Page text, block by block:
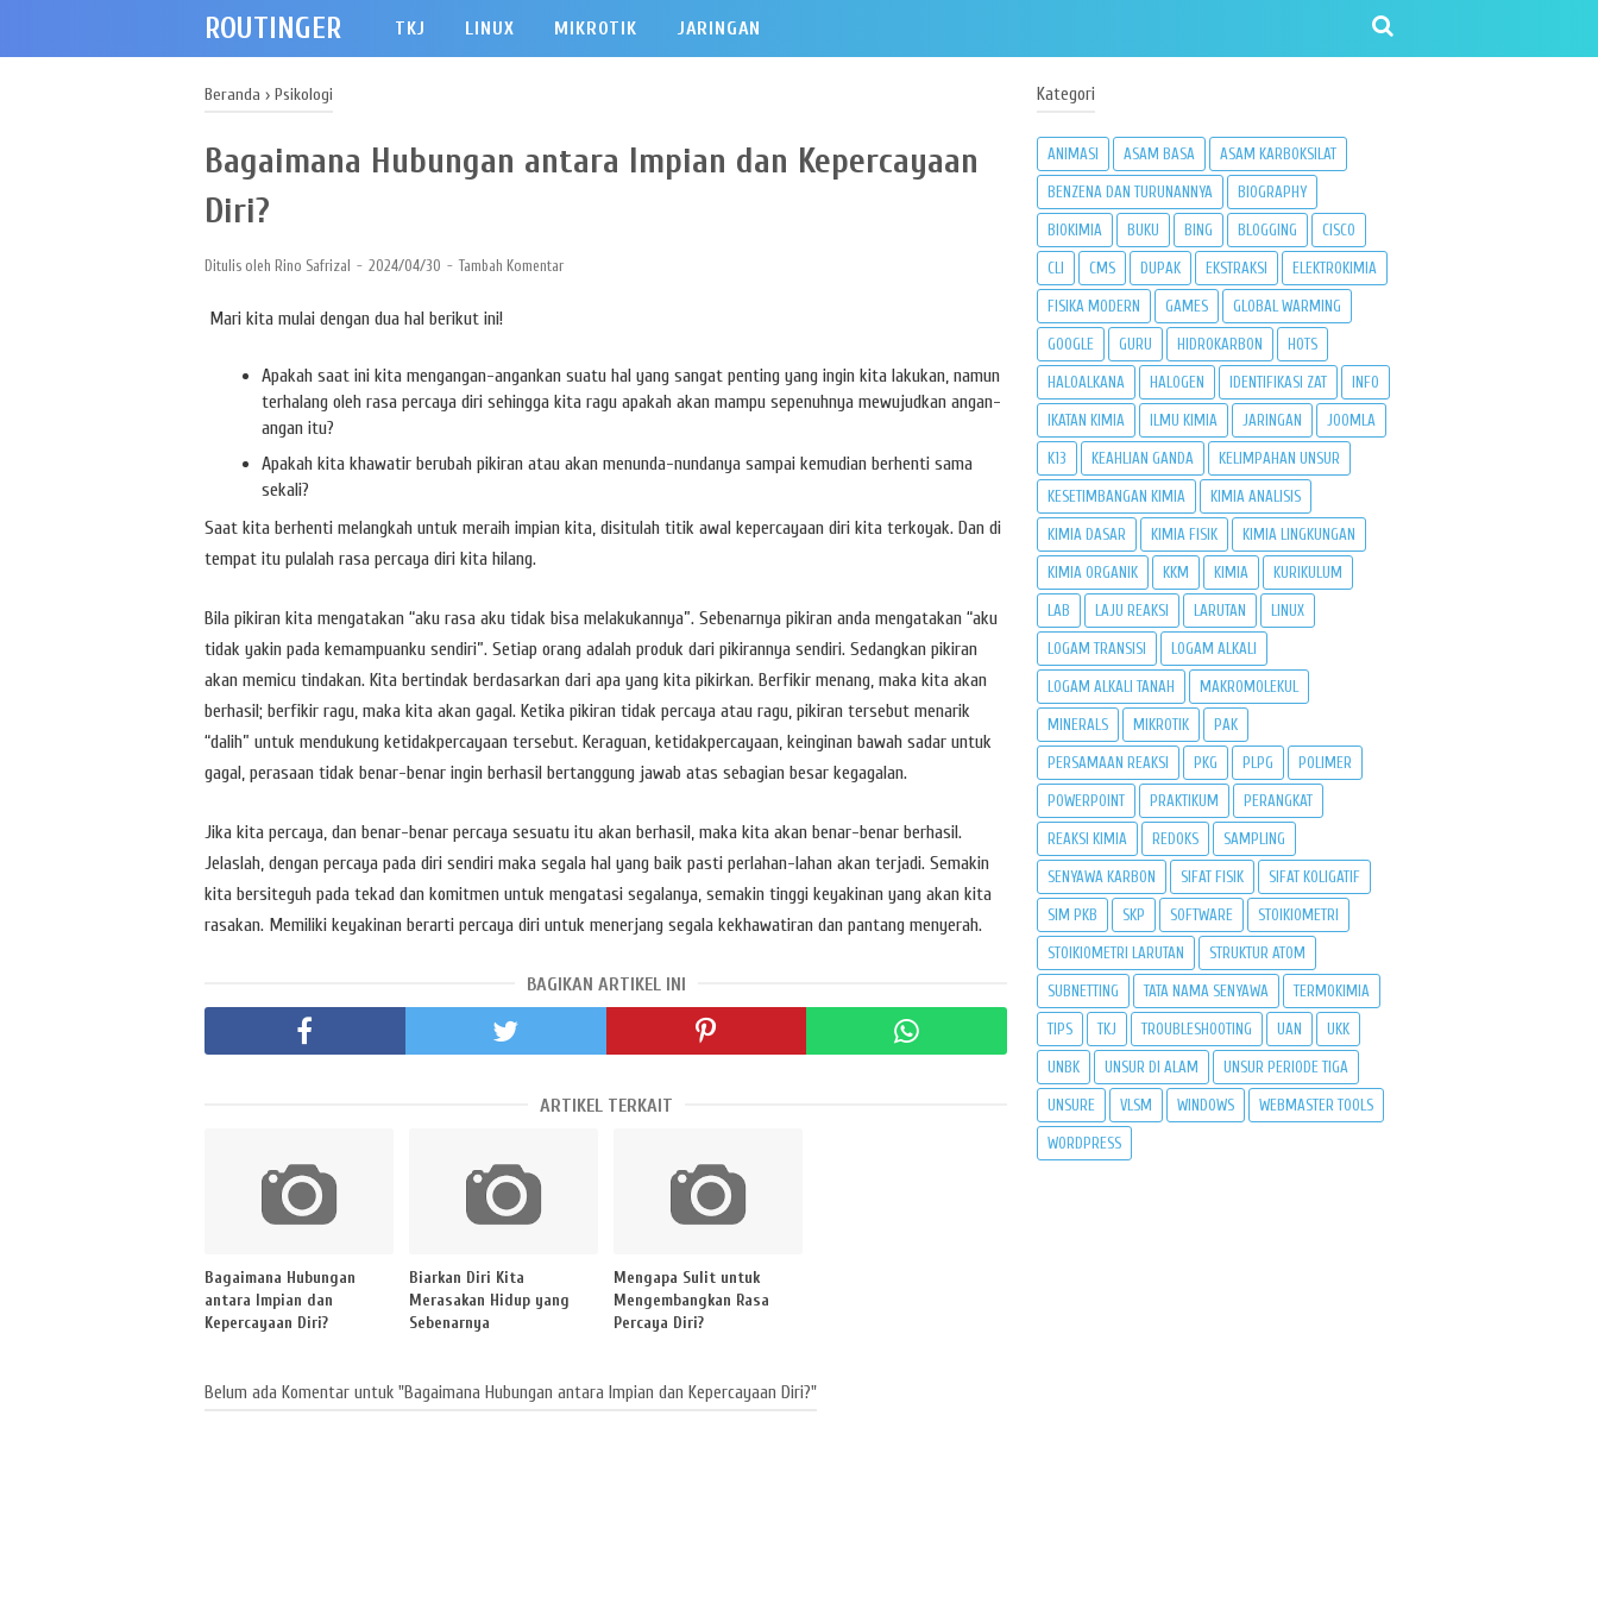
ROUTINGER TKJ LINUX MIKROTIK JARINGAN
Beranda › Psikologi
Bagaimana Hubungan antara Impian dan Kepercayaan
Diri?
Ditulis oleh Rino Safrizal 2024/04/30 Tambah Komentar
Mari kita mulai dengan dua hal berikut ini!
Apakah saat ini kita mengangan-angankan suatu hal yang sangat penting yang ingin kita lakukan, namun
terhalang oleh rasa percaya diri sehingga kita ragu apakah akan mampu sepenuhnya mewujudkan angan-
angan itu?
Apakah kita khawatir berubah pikiran atau akan menunda-nundanya sampai kemudian berhenti sama
sekali?
Saat kita berhenti melangkah untuk meraih impian kita, disitulah titik awal kepercayaan diri kita terkoyak. Dan di
tempat itu pulalah rasa percaya diri kita hilang.
Bila pikiran kita mengatakan “aku rasa aku tidak bisa melakukannya”. Sebenarnya pikiran anda mengatakan “aku
tidak yakin pada kemampuanku sendiri”. Setiap orang adalah produk dari pikirannya sendiri. Sedangkan pikiran
akan memicu tindakan. Kita bertindak berdasarkan dari apa yang kita pikirkan. Berfikir menang, maka kita akan
berhasil; berfikir ragu, maka kita akan gagal. Ketika pikiran tidak percaya atau ragu, pikiran tersebut menarik
“dalih” untuk mendukung ketidakpercayaan tersebut. Keraguan, ketidakpercayaan, keinginan bawah sadar untuk
gagal, perasaan tidak benar-benar ingin berhasil bertanggung jawab atas sebagian besar kegagalan.
Jika kita percaya, dan benar-benar percaya sesuatu itu akan berhasil, maka kita akan benar-benar berhasil.
Jelaslah, dengan percaya pada diri sendiri maka segala hal yang baik pasti perlahan-lahan akan terjadi. Semakin
kita bersiteguh pada tekad dan komitmen untuk mengatasi segalanya, semakin tinggi keyakinan yang akan kita
rasakan. Memiliki keyakinan berarti percaya diri untuk menerjang segala kekhawatiran dan pantang menyerah.
BAGIKAN ARTIKEL INI
ARTIKEL TERKAIT
Bagaimana Hubungan
antara Impian dan
Kepercayaan Diri?
Biarkan Diri Kita
Merasakan Hidup yang
Sebenarnya
Mengapa Sulit untuk
Mengembangkan Rasa
Percaya Diri?
Belum ada Komentar untuk "Bagaimana Hubungan antara Impian dan Kepercayaan Diri?"
Kategori
ANIMASI ASAM BASA ASAM KARBOKSILAT
BENZENA DAN TURUNANNYA BIOGRAPHY
BIOKIMIA BUKU BING BLOGGING CISCO
CLI CMS DUPAK EKSTRAKSI ELEKTROKIMIA
FISIKA MODERN GAMES GLOBAL WARMING
GOOGLE GURU HIDROKARBON HOTS
HALOALKANA HALOGEN IDENTIFIKASI ZAT INFO
IKATAN KIMIA ILMU KIMIA JARINGAN JOOMLA
K13 KEAHLIAN GANDA KELIMPAHAN UNSUR
KESETIMBANGAN KIMIA KIMIA ANALISIS
KIMIA DASAR KIMIA FISIK KIMIA LINGKUNGAN
KIMIA ORGANIK KKM KIMIA KURIKULUM
LAB LAJU REAKSI LARUTAN LINUX
LOGAM TRANSISI LOGAM ALKALI
LOGAM ALKALI TANAH MAKROMOLEKUL
MINERALS MIKROTIK PAK
PERSAMAAN REAKSI PKG PLPG POLIMER
POWERPOINT PRAKTIKUM PERANGKAT
REAKSI KIMIA REDOKS SAMPLING
SENYAWA KARBON SIFAT FISIK SIFAT KOLIGATIF
SIM PKB SKP SOFTWARE STOIKIOMETRI
STOIKIOMETRI LARUTAN STRUKTUR ATOM
SUBNETTING TATA NAMA SENYAWA TERMOKIMIA
TIPS TKJ TROUBLESHOOTING UAN UKK
UNBK UNSUR DI ALAM UNSUR PERIODE TIGA
UNSURE VLSM WINDOWS WEBMASTER TOOLS
WORDPRESS